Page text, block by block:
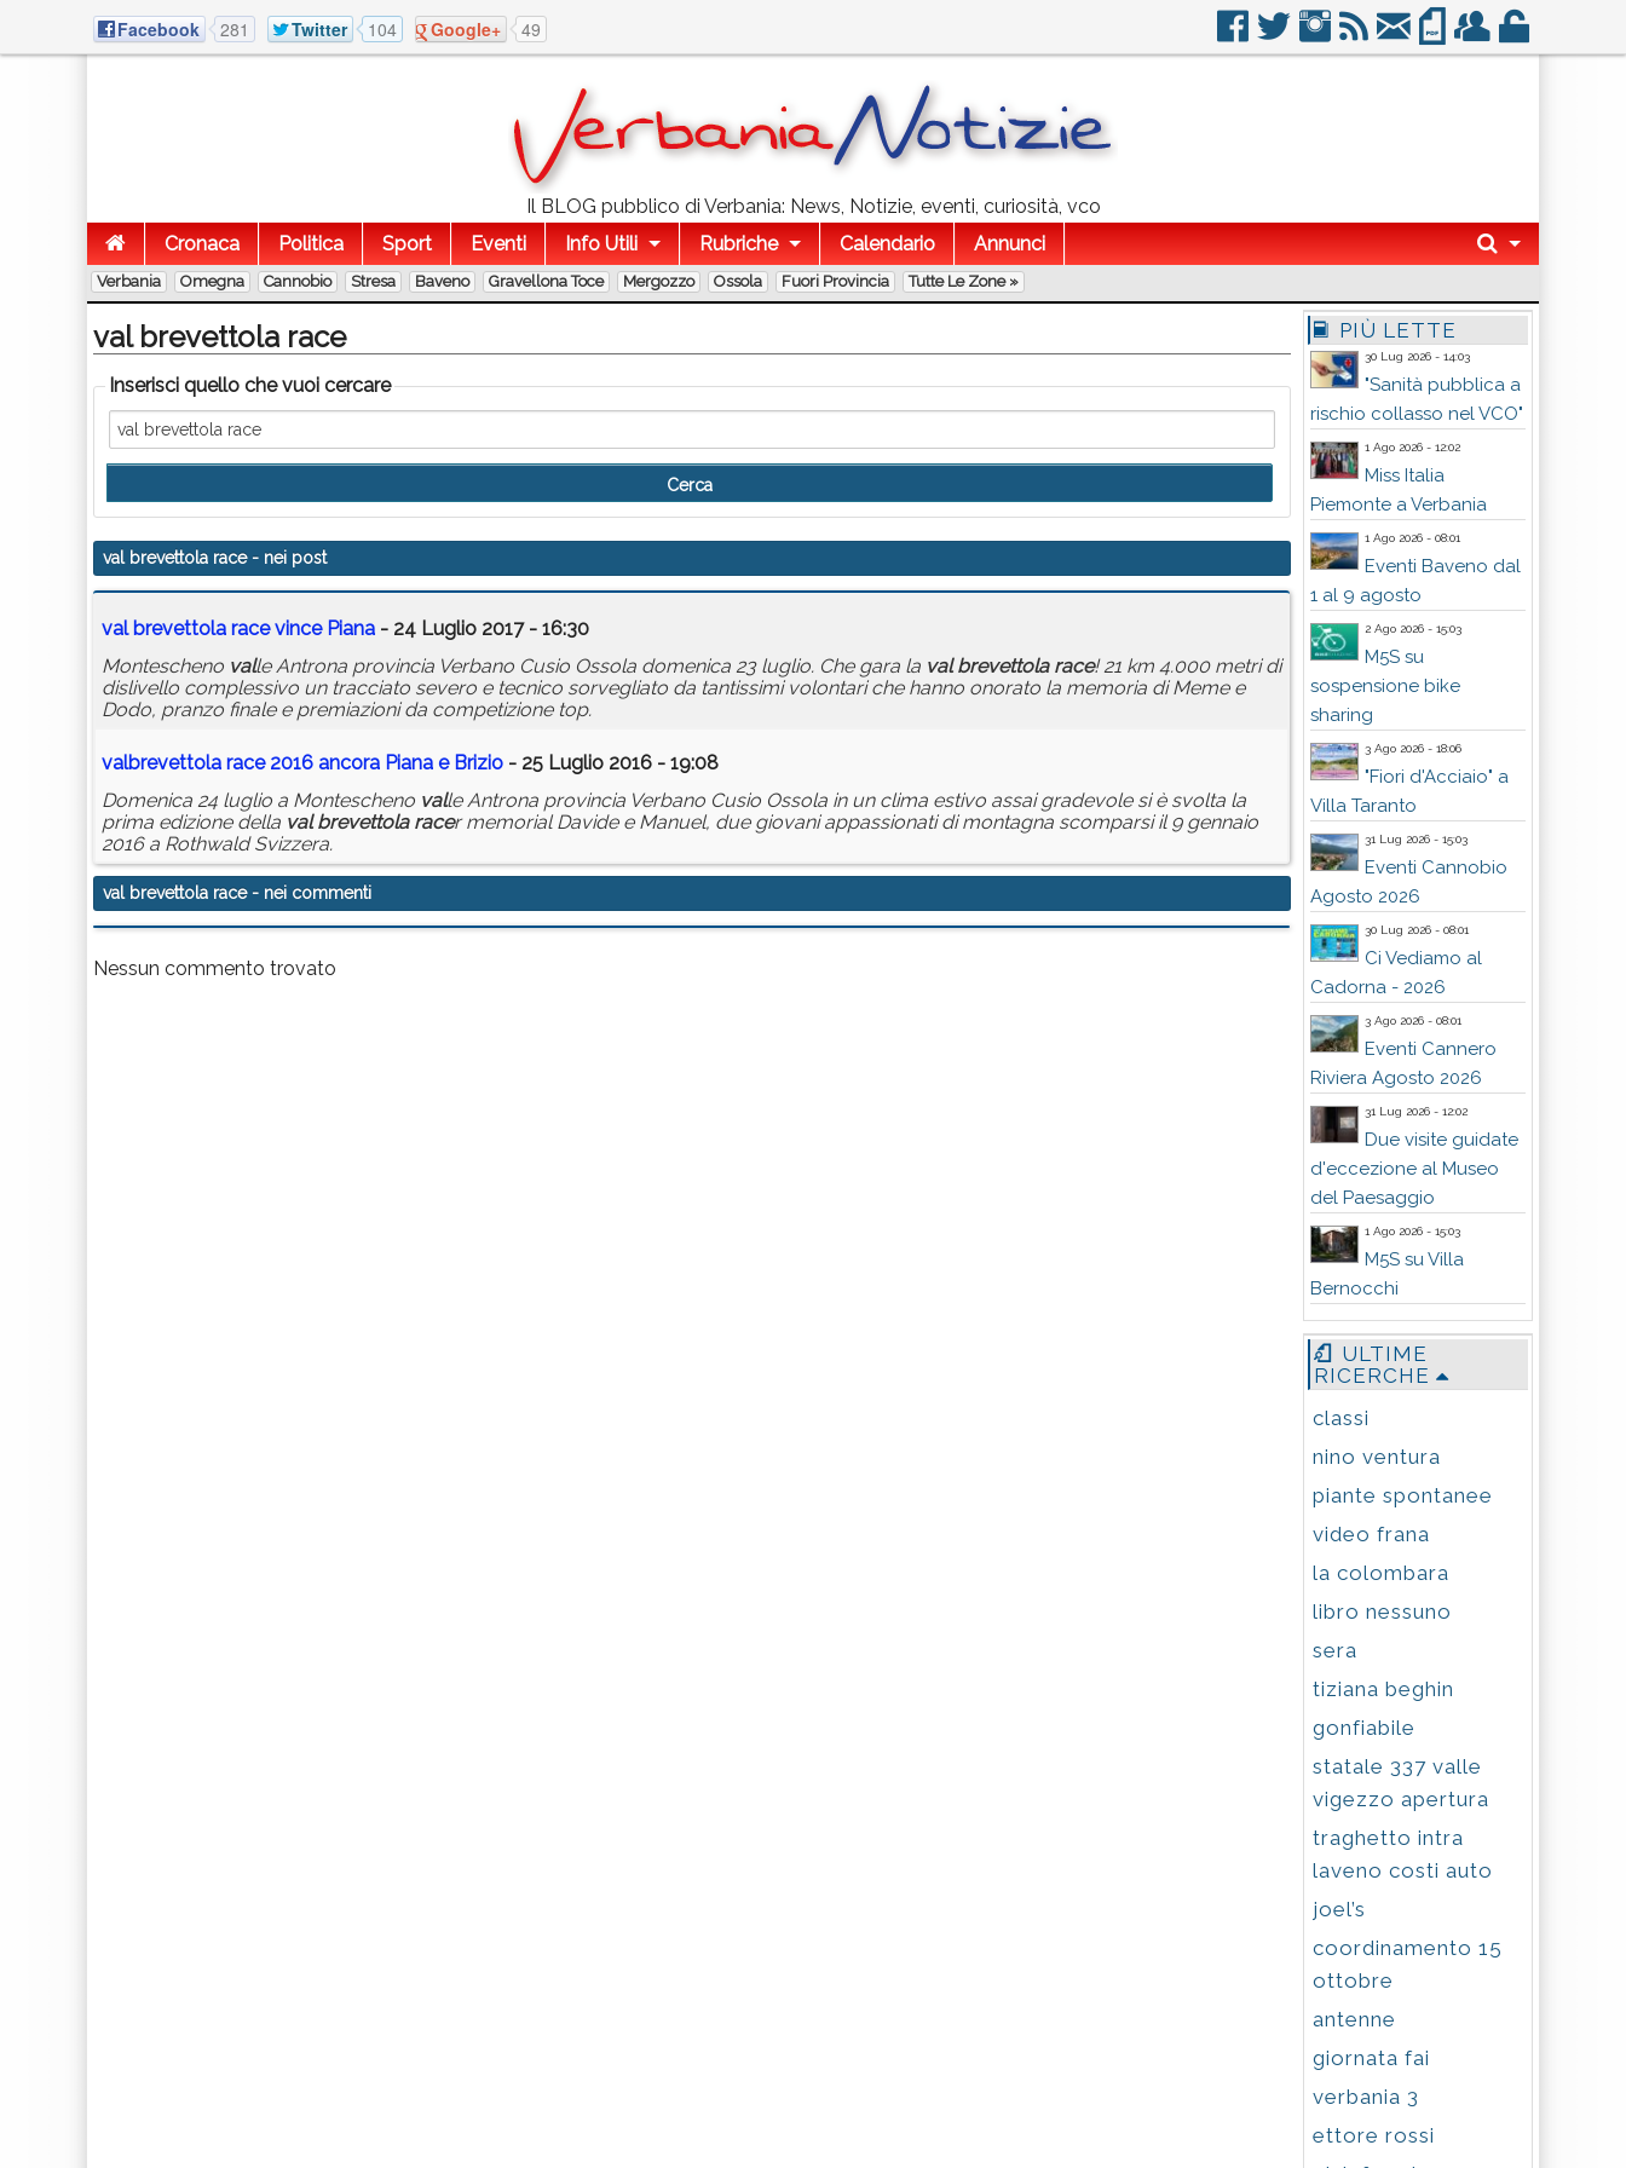
Facebook 281 Twitter 104 Google+ 49
Il BLOG pubblico di Verbania: News, Notizie, eventi, curiosità, vco
Cronaca
Politica Sport Eventi Info Utili Rubriche Calendario Annunci
Verbania Omegna Cannobio Stresa Baveno Gravellona Toce Mergozzo Ossola Fuori Provincia Tutte Le Zone »
val brevettola race
Inserisci quello che vuoi cercare
val brevettola race- nei post
val brevettola racevince Piana - 24 Luglio 2017 - 16:30
Montescheno valle Antrona provincia Verbano Cusio Ossola domenica 23 luglio. Che gara la val brevettola race! 21 km 4.000 metri di
dislivello complessivo un tracciato severo e tecnico sorvegliato da tantissimi volontari che hanno onorato la memoria di Meme e
Dodo, pranzo finale e premiazioni da competizione top.
valbrevettola race2016 ancora Piana e Brizio - 25 Luglio 2016 - 19:08
Domenica 24 luglio a Montescheno valle Antrona provincia Verbano Cusio Ossola in un clima estivo assai gradevole si è svolta la
prima edizione della val brevettola racer memorial Davide e Manuel, due giovani appassionati di montagna scomparsi il 9 gennaio
2016 a Rothwald Svizzera.
val brevettola race- nei commenti
Nessun commento trovato
PIÙ LETTE
30 Lug 2026 - 14:03
"Sanità pubblica a
rischio collasso nel VCO"
1 Ago 2026 - 12:02
Miss Italia
Piemonte a Verbania
1 Ago 2026 - 08:01
Eventi Baveno dal
1 al 9 agosto
2 Ago 2026 - 15:03
M5S su
sospensione bike
sharing
3 Ago 2026 - 18:06
"Fiori d'Acciaio" a
Villa Taranto
31 Lug 2026 - 15:03
Eventi Cannobio
Agosto 2026
30 Lug 2026 - 08:01
Ci Vediamo al
Cadorna - 2026
3 Ago 2026 - 08:01
Eventi Cannero
Riviera Agosto 2026
31 Lug 2026 - 12:02
Due visite guidate
d'eccezione al Museo
del Paesaggio
1 Ago 2026 - 15:03
M5S su Villa
Bernocchi
ULTIME
RICERCHE
classi
nino ventura
piante spontanee
video frana
la colombara
libro nessuno
sera
tiziana beghin
gonfiabile
statale 337 valle
vigezzo apertura
traghetto intra
laveno costi auto
joel’s
coordinamento 15
ottobre
antenne
giornata fai
verbania 3
ettore rossi